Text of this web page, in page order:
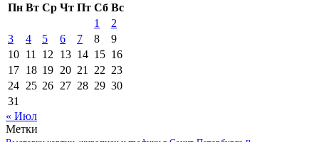
Пн Вт Ср Чт Пт Сб Вс
1
2
3
4 5 6 7 8
9
10 11 12 13 14 15 16
17 18 19 20 21 22 23
24 25 26 27 28 29 30
31
« Июл
Метки